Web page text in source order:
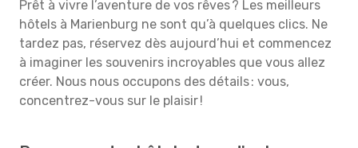
Prêt à vivre l’aventure de vos rêves ? Les meilleurs
hôtels à Marienburg ne sont qu’à quelques clics. Ne
tardez pas, réservez dès aujourd’hui et commencez
à imaginer les souvenirs incroyables que vous allez
créer. Nous nous occupons des détails : vous,
concentrez-vous sur le plaisir !